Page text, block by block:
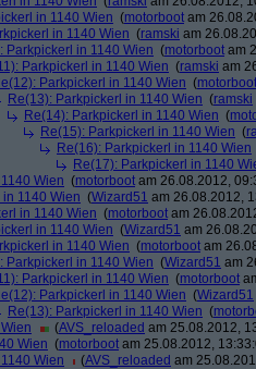
in 1140 Wien (motorboot am
in 1140 Wien (ramski am
Parkpickerl in 1140 Wien (motorboot am
Parkpickerl in 1140 Wien (ramski am
Parkpickerl in 1140 Wien (motorboot
Re(13): Parkpickerl in 1140 Wien (ramski
Re(14): Parkpickerl in 1140 Wien (
Re(15): Parkpickerl in 1140 Wien (
Re(16): Parkpickerl in 1140 Wien
Re(17): Parkpickerl in 1140
Wien (motorboot am 26.08.2012,
1140 Wien (Wizard51 am 26.08.2012,
in 1140 Wien (motorboot am
in 1140 Wien (Wizard51 am
in 1140 Wien (motorboot am
Parkpickerl in 1140 Wien (Wizard51 am
Parkpickerl in 1140 Wien (motorboot
Parkpickerl in 1140 Wien (Wizard51
Re(13): Parkpickerl in 1140 Wien (
(AVS_reloaded am 25.08.2012,
Wien (motorboot am 25.08.2012,
Wien
(AVS_reloaded am